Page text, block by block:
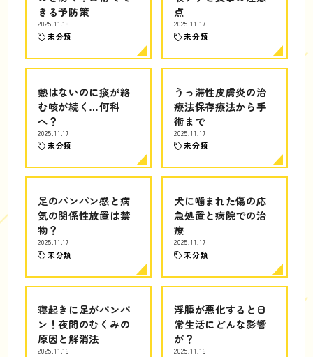
きる予防策
2025.11.18
未分類
点
2025.11.17
未分類
熱はないのに痰が絡
む咳が続く…何科
へ？
2025.11.17
未分類
うっ滞性皮膚炎の治
療法保存療法から手
術まで
2025.11.17
未分類
足のパンパン感と病
気の関係性放置は禁
物？
2025.11.17
未分類
犬に噛まれた傷の応
急処置と病院での治
療
2025.11.17
未分類
寝起きに足がパンパ
ン！夜間のむくみの
原因と解消法
2025.11.16
浮腫が悪化すると日
常生活にどんな影響
が？
2025.11.16